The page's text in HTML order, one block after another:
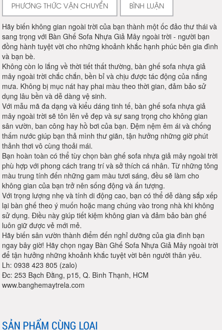
PHƯƠNG THỨC VẬN CHUYỂN BÌNH LUẬN
Hãy biến không gian ngoài trời của bạn thành một ốc đảo thư thái và
sang trọng với Bàn Ghế Sofa Nhựa Giả Mây ngoài trời - người bạn
đồng hành tuyệt vời cho những khoảnh khắc hạnh phúc bên gia đình
và bạn bè.
Không còn lo lắng về thời tiết thất thường, bàn ghế sofa nhựa giả
mây ngoài trời chắc chắn, bền bỉ và chịu được tác động của nắng
mưa. Không bị mục nát hay phai màu theo thời gian, đảm bảo sử
dụng lâu bền và dễ dàng vệ sinh.
Với mẫu mã đa dạng và kiểu dáng tinh tế, bàn ghế sofa nhựa giả
mây ngoài trời sẽ tôn lên vẻ đẹp và sự sang trọng cho không gian
sân vườn, ban công hay hồ bơi của bạn. Đệm nệm êm ái và chống
thấm nước giúp bạn thả mình thư giãn, tận hưởng những giờ phút
thảnh thơi vô cùng thoải mái.
Bạn hoàn toàn có thể tùy chọn bàn ghế sofa nhựa giả mây ngoài trời
phù hợp với phong cách trang trí và sở thích cá nhân. Từ những tông
màu trung tính đến những gam màu tươi sáng, đều sẽ làm cho
không gian của bạn trở nên sống động và ấn tượng.
Với trọng lượng nhẹ và tính di động cao, bạn có thể dễ dàng sắp xếp
lại bàn ghế theo ý muốn hoặc mang chúng vào trong nhà khi không
sử dụng. Điều này giúp tiết kiệm không gian và đảm bảo bàn ghế
luôn giữ được vẻ mới mẻ.
Hãy biến sân vườn thành điểm đến nghỉ dưỡng của gia đình bạn
ngay bây giờ! Hãy chọn ngay Bàn Ghế Sofa Nhựa Giả Mây ngoài trời
để tận hưởng những khoảnh khắc tuyệt vời bên người thân yêu.
Lh: 0938 423 805 (zalo)
Đc: 253 Bạch Đằng, p15, Q. Bình Thạnh, HCM
www.banghemaytrela.com
SẢN PHẨM CÙNG LOẠI